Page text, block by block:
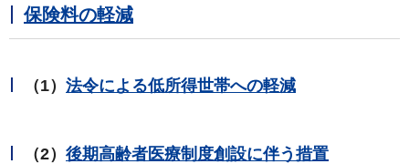
保険料の軽減
（1） 法令による低所得世帯への軽減
（2） 後期高齢者医療制度創設に伴う措置